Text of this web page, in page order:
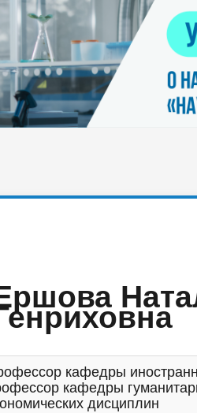
образования
по решению вопросов
студенческих
(отцов) с детьми
кафедры
кафедры
дисциплин